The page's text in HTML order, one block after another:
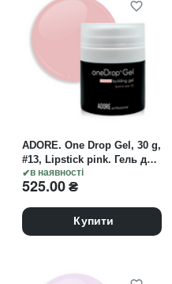
в наявності
ADORE. One Drop Gel, 30 g,
#13, Lipstick pink. Гель для
нарощування,
натуральний рожевий
525.00₴
Купити